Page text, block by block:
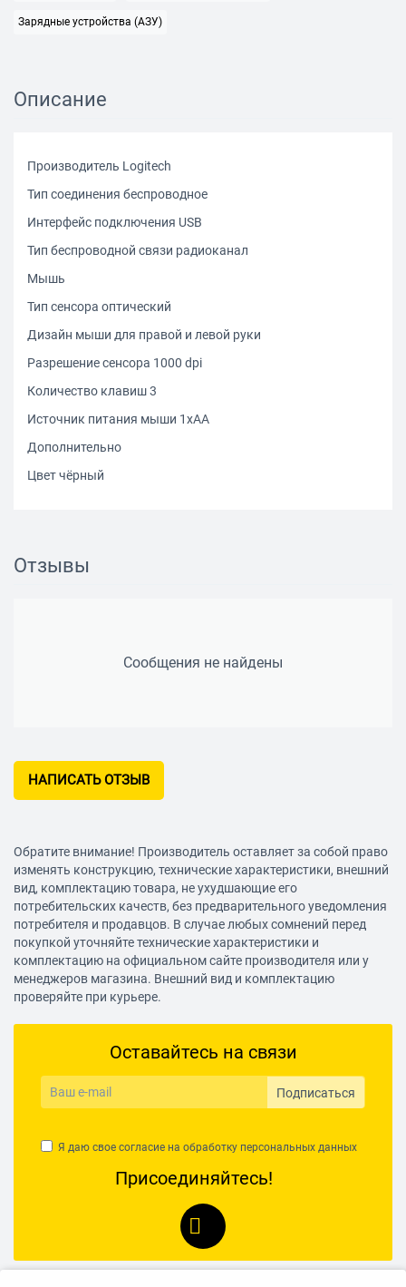
Зарядные устройства (АЗУ)
Описание
Производитель Logitech
Тип соединения беспроводное
Интерфейс подключения USB
Тип беспроводной связи радиоканал
Мышь
Тип сенсора оптический
Дизайн мыши для правой и левой руки
Разрешение сенсора 1000 dpi
Количество клавиш 3
Источник питания мыши 1xAA
Дополнительно
Цвет чёрный
Отзывы
Сообщения не найдены
НАПИСАТЬ ОТЗЫВ
Обратите внимание! Производитель оставляет за собой право
изменять конструкцию, технические характеристики, внешний
вид, комплектацию товара, не ухудшающие его
потребительских качеств, без предварительного уведомления
потребителя и продавцов. В случае любых сомнений перед
покупкой уточняйте технические характеристики и
комплектацию на официальном сайте производителя или у
менеджеров магазина. Внешний вид и комплектацию
проверяйте при курьере.
Оставайтесь на связи
Подписаться
Я даю свое согласие на обработку персональных данных
Присоединяйтесь!